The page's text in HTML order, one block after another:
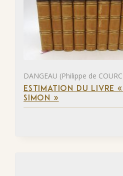
DANGEAU (Philippe de
ESTIMATION DU LIVRE
SIMON »